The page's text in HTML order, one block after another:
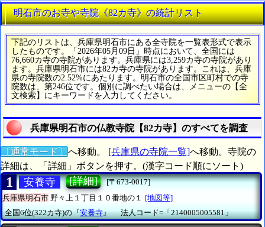
明石市のお寺や寺院《82カ寺》の統計リスト
下記のリストは、兵庫県明石市にある全寺院を一覧表形式で表示
したものです。「2026年05月09日」時点において、全国には
76,660カ寺の寺院があります。兵庫県には3,259カ寺の寺院があり
ます。兵庫県明石市には82カ寺の寺院があります。これは、兵庫
県の寺院数の2.52%にあたります。明石市の全国市区町村での寺
院数は、第246位です。個別に調べたい場合は、メニューの【全
文検索】にキーワードを入力してください。
兵庫県明石市の仏教寺院【82カ寺】のすべてを調査
〔通常モード〕 へ移動。 [兵庫県の寺院一覧]へ移動。寺院の
詳細は、「詳細」ボタンを押す。(漢字コード順にソート)
1 安養寺 [詳細]
[〒673-0017]
兵庫県明石市 野々上１丁目１０番地の１ [地図等]
全国6位(322カ寺)の『安養寺』 法人コード=「2140005005581」